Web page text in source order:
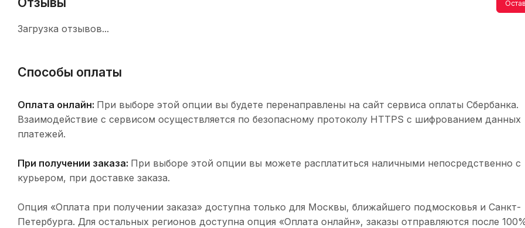
Загрузка отзывов...
Способы оплаты
Оплата онлайн: При выборе этой опции вы будете перенаправлены на сайт сервиса оплаты Сбербанка.
Взаимодействие с сервисом осуществляется по безопасному протоколу HTTPS с шифрованием данных
платежей.
При получении заказа: При выборе этой опции вы можете расплатиться наличными непосредственно с
курьером, при доставке заказа.
Опция «Оплата при получении заказа» доступна только для Москвы, ближайшего подмосковья и Санкт-
Петербурга. Для остальных регионов доступна опция «Оплата онлайн», заказы отправляются после